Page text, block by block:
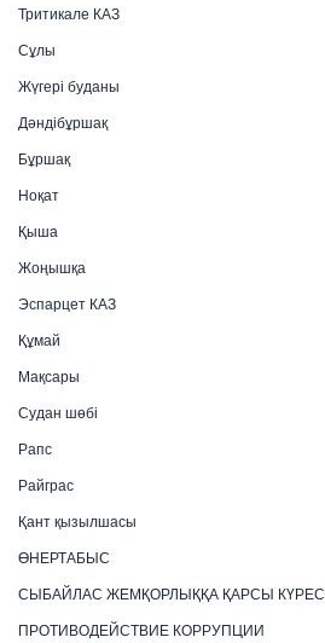
Тритикале КАЗ
Сұлы
Жүгері буданы
Дәндібұршақ
Бұршақ
Ноқат
Қыша
Жоңышқа
Эспарцет КАЗ
Құмай
Мақсары
Судан шөбі
Рапс
Райграс
Қант қызылшасы
ӨНЕРТАБЫС
СЫБАЙЛАС ЖЕМҚОРЛЫҚҚА ҚАРСЫ КҮРЕС
ПРОТИВОДЕЙСТВИЕ КОРРУПЦИИ